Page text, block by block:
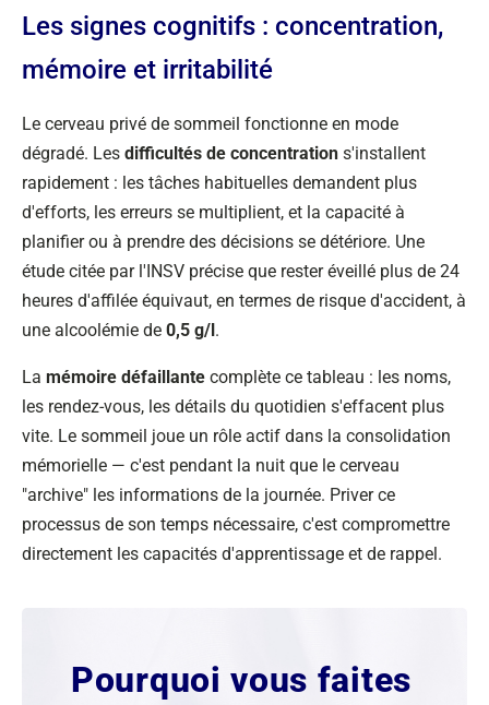
Les signes cognitifs : concentration,
mémoire et irritabilité
Le cerveau privé de sommeil fonctionne en mode
dégradé. Les difficultés de concentration s'installent
rapidement : les tâches habituelles demandent plus
d'efforts, les erreurs se multiplient, et la capacité à
planifier ou à prendre des décisions se détériore. Une
étude citée par l'INSV précise que rester éveillé plus de 24
heures d'affilée équivaut, en termes de risque d'accident, à
une alcoolémie de 0,5 g/l.
La mémoire défaillante complète ce tableau : les noms,
les rendez-vous, les détails du quotidien s'effacent plus
vite. Le sommeil joue un rôle actif dans la consolidation
mémorielle — c'est pendant la nuit que le cerveau
"archive" les informations de la journée. Priver ce
processus de son temps nécessaire, c'est compromettre
directement les capacités d'apprentissage et de rappel.
Pourquoi vous faites